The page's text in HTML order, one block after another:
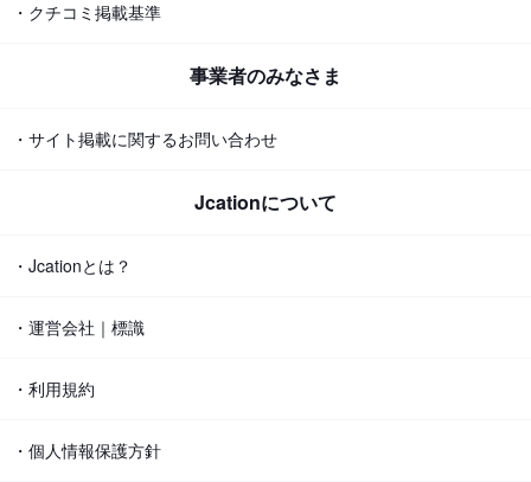
・クチコミ掲載基準
事業者のみなさま
・サイト掲載に関するお問い合わせ
Jcationについて
・Jcationとは？
・運営会社｜標識
・利用規約
・個人情報保護方針